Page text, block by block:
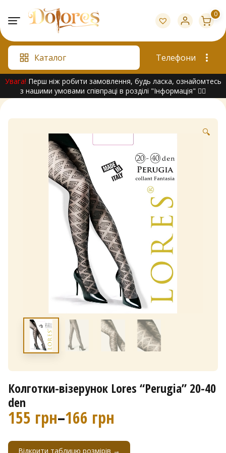
content
0
Каталог Телефони
Увага! Перш ніж робити замовлення, будь ласка, ознайомтесь
з нашими умовами співпраці в розділі "Інформація" 👇🏻
🔍
Колготки-візерунок Lores “Perugia” 20-40
den
155 грн–166 грн
Д
і Відкрити таблицю розмірів →